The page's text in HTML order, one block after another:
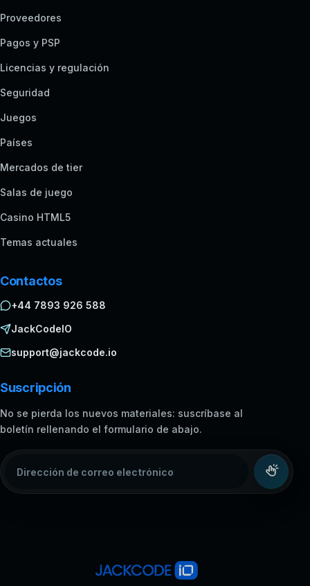
Proveedores
Pagos y PSP
Licencias y regulación
Seguridad
Juegos
Países
Mercados de tier
Salas de juego
Casino HTML5
Temas actuales
Contactos
+44 7893 926 588
JackCodeIO
support@jackcode.io
Suscripción
No se pierda los nuevos materiales: suscríbase al
boletín rellenando el formulario de abajo.